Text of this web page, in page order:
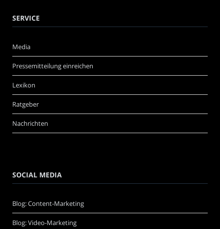
SERVICE
Media
Pressemitteilung einreichen
Lexikon
Ratgeber
Nachrichten
SOCIAL MEDIA
Blog: Content-Marketing
Blog: Video-Marketing